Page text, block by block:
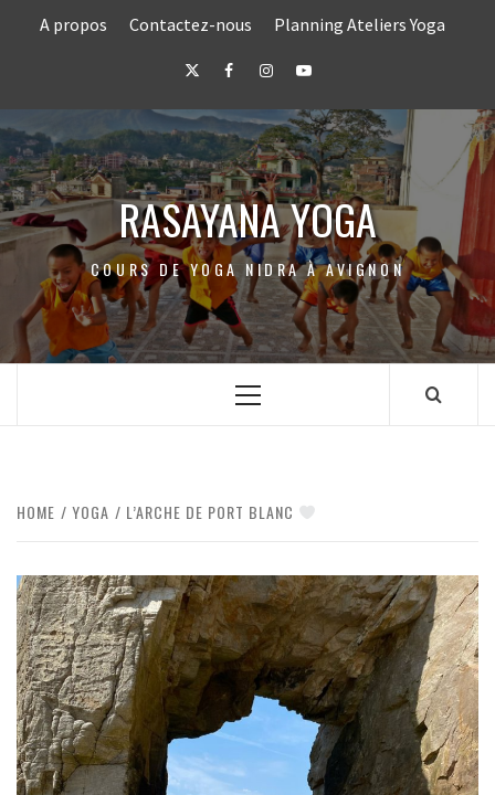
A propos Contactez-nous Planning Ateliers Yoga
TwitterFacebookInstagramYoutube
RASAYANA YOGA
COURS DE YOGA NIDRA À AVIGNON
Primary
HOME YOGA L’ARCHE DE PORT BLANC